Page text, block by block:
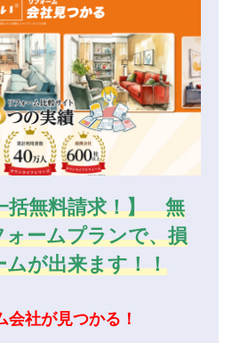
括無料請求！】 無
ームプランで、損
が出来ます！！
社が見つかる！